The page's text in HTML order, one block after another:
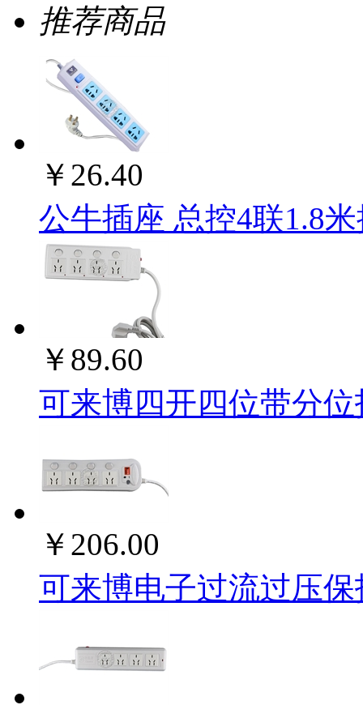
推荐商品
￥26.40
公牛插座 总控4联1.8
￥89.60
可来博四开四位带分
￥206.00
可来博电子过流过压